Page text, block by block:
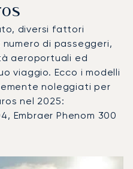
diversi fattori
di passeggeri,
aeroportuali ed
viaggio. Ecco i modelli
noleggiati per
nel 2025:
Embraer Phenom 300
di aeromobile